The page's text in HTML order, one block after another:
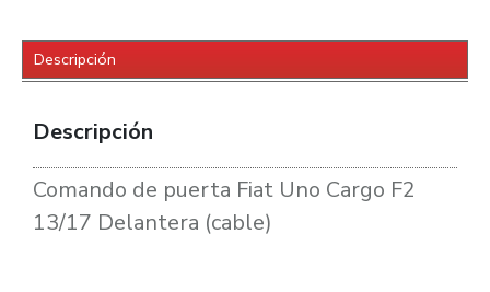
Descripción
Descripción
Comando de puerta Fiat Uno Cargo F2
13/17 Delantera (cable)